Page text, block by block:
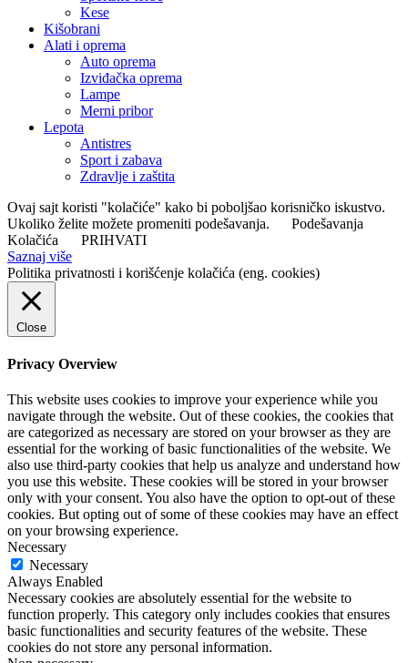
Kese
Kišobrani
Alati i oprema
Auto oprema
Izviđačka oprema
Lampe
Merni pribor
Lepota
Antistres
Sport i zabava
Zdravlje i zaštita
Ovaj sajt koristi "kolačiće" kako bi poboljšao korisničko iskustvo.
Ukoliko želite možete promeniti podešavanja.
Podešavanja
Kolačića
PRIHVATI
Saznaj više
Politika privatnosti i korišćenje kolačića (eng. cookies)
Close
Privacy Overview
This website uses cookies to improve your experience while you
navigate through the website. Out of these cookies, the cookies that
are categorized as necessary are stored on your browser as they are
essential for the working of basic functionalities of the website. We
also use third-party cookies that help us analyze and understand how
you use this website. These cookies will be stored in your browser
only with your consent. You also have the option to opt-out of these
cookies. But opting out of some of these cookies may have an effect
on your browsing experience.
Necessary
Necessary
Always Enabled
Necessary cookies are absolutely essential for the website to
function properly. This category only includes cookies that ensures
basic functionalities and security features of the website. These
cookies do not store any personal information.